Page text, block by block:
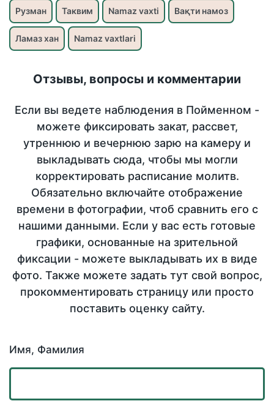
Рузман Таквим Namaz vaxti Вақти намоз
Ламаз хан Namaz vaxtlari
Отзывы, вопросы и комментарии
Если вы ведете наблюдения в Пойменном -
можете фиксировать закат, рассвет,
утреннюю и вечернюю зарю на камеру и
выкладывать сюда, чтобы мы могли
корректировать расписание молитв.
Обязательно включайте отображение
времени в фотографии, чтоб сравнить его с
нашими данными. Если у вас есть готовые
графики, основанные на зрительной
фиксации - можете выкладывать их в виде
фото. Также можете задать тут свой вопрос,
прокомментировать страницу или просто
поставить оценку сайту.
Имя, Фамилия